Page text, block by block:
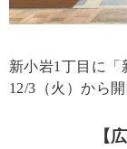
新小岩1丁目に
12/3（火）から
【